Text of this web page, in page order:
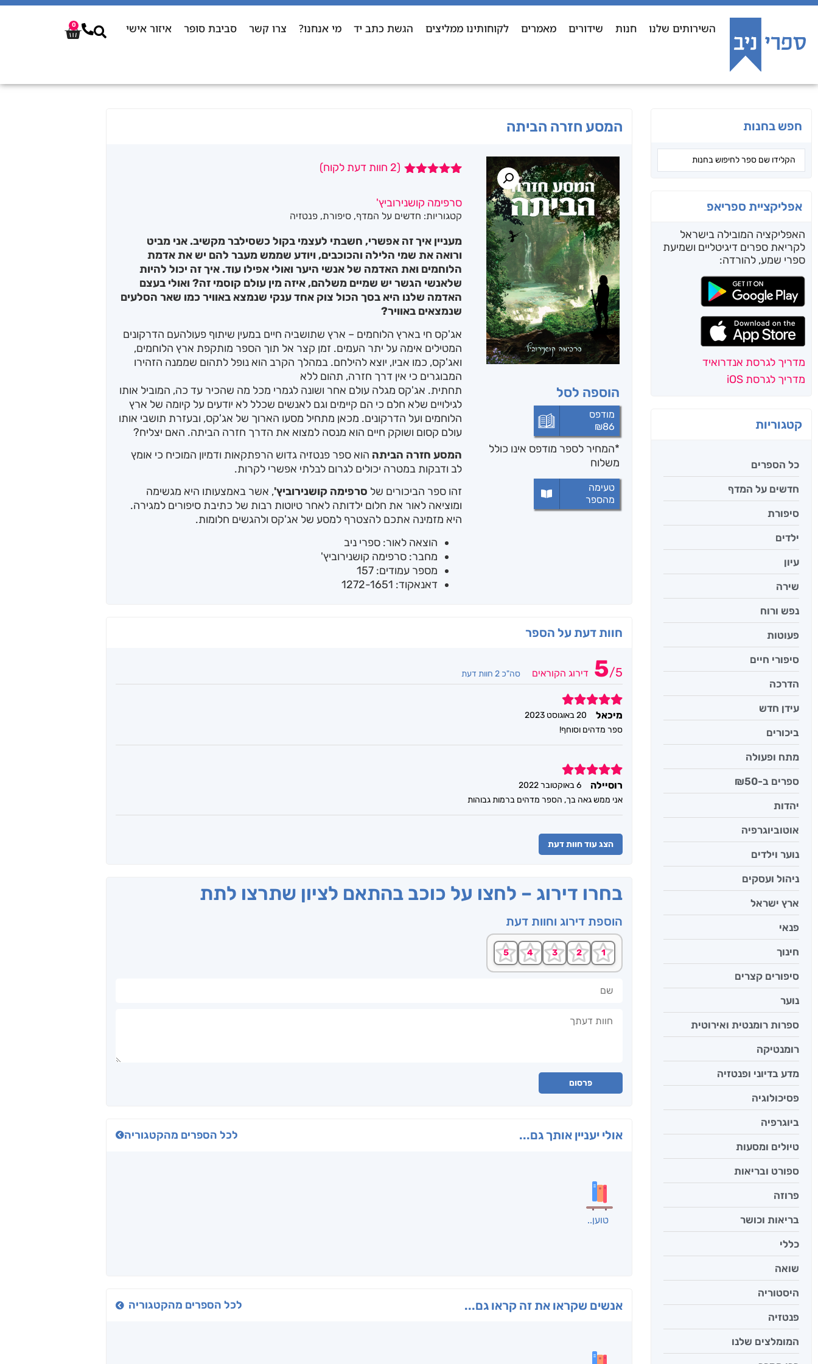
השירותים שלנו חנות שידורים מאמרים לקוחותינו ממליצים הגשת כתב יד מי אנחנו? צרו קשר סביבת סופר איזור אישי 0
חפש בחנות
אפליקציית ספריאפ
האפליקציה המובילה בישראל
לקריאת ספרים דיגיטליים ושמיעת
ספרי שמע, להורדה:
מדריך לגרסת אנדרואיד
מדריך לגרסת iOS
קטגוריות
כל הספרים
חדשים על המדף
סיפורת
ילדים
עיון
שירה
נפש ורוח
פעוטות
סיפורי חיים
הדרכה
עידן חדש
ביכורים
מתח ופעולה
ספרים ב-₪50
יהדות
אוטוביוגרפיה
נוער וילדים
ניהול ועסקים
ארץ ישראל
פנאי
חינוך
סיפורים קצרים
נוער
ספרות רומנטית ואירוטית
רומנטיקה
מדע בדיוני ופנטזיה
פסיכולוגיה
ביוגרפיה
טיולים ומסעות
ספורט ובריאות
פרוזה
בריאות וכושר
כללי
שואה
היסטוריה
פנטזיה
המומלצים שלנו
המסע חזרה הביתה
הוספה לסל
מודפס
₪86
*המחיר לספר מודפס אינו כולל
משלוח
טעימה
מהספר
מבוסס על
דירוגים של
(
2 חוות דעת לקוח)
סרפימה קושנירוביץ'
קטגוריות: חדשים על המדף, סיפורת, פנטזיה
מעניין איך זה אפשרי, חשבתי לעצמי בקול כשסילבר מקשיב. אני מביט
ורואה את שמי הלילה והכוכבים, ויודע שממש מעבר להם יש את אדמת
הלוחמים ואת האדמה של אנשי היער ואולי אפילו עוד. איך זה יכול להיות
שלאנשי הגשר יש שמיים משלהם, איזה מין עולם קוסמי זה? ואולי בעצם
האדמה שלנו היא בסך הכול צוק אחד ענקי שנמצא באוויר כמו שאר הסלעים
שנמצאים באוויר?
אג'קס חי בארץ הלוחמים – ארץ שתושביה חיים במעין שיתוף פעולהעם הדרקונים
המטילים אימה על יתר העמים. זמן קצר אל תוך הספר מותקפת ארץ הלוחמים,
ואג'קס, כמו אביו, יוצא להילחם. במהלך הקרב הוא נופל לתהום שממנה הזהירו
המבוגרים כי אין דרך חזרה, תהום ללא
תחתית. אג'קס מגלה עולם אחר ושונה לגמרי מכל מה שהכיר עד כה, המוביל אותו
לגילויים שלא חלם כי הם קיימים וגם לאנשים שכלל לא יודעים על קיומה של ארץ
הלוחמים ועל הדרקונים. מכאן מתחיל מסעו הארוך של אג'קס, ובעזרת תושבי אותו
עולם קסום ושוקק חיים הוא מנסה למצוא את הדרך חזרה הביתה. האם יצליח?
המסע חזרה הביתה הוא ספר פנטזיה גדוש הרפתקאות ודמיון המוכיח כי אומץ
לב ודבקות במטרה יכולים לגרום לבלתי אפשרי לקרות.
זהו ספר הביכורים של סרפימה קושנירוביץ', אשר באמצעותו היא מגשימה
ומוציאה לאור את חלום ילדותה לאחר טיוטות רבות של כתיבת סיפורים למגירה.
היא מזמינה אתכם להצטרף למסע של אג'קס ולהגשים חלומות.
הוצאה לאור: ספרי ניב
מחבר: סרפימה קושנירוביץ'
מספר עמודים: 157
דאנאקוד: 1272-1651
חוות דעת על הספר
5/5 דירוג הקוראים סה"כ 2 חוות דעת
5
מיכאל
20 באוגוסט 2023
ספר מדהים וסוחף!
5
רוסיילה
6 באוקטובר 2022
אני ממש גאה בך, הספר מדהים ברמות גבוהות
הצג עוד חוות דעת
בחרו דירוג – לחצו על כוכב בהתאם לציון שתרצו לתת
הוספת דירוג וחוות דעת
פרסום
אולי יעניין אותך גם... לכל הספרים מהקטגוריה